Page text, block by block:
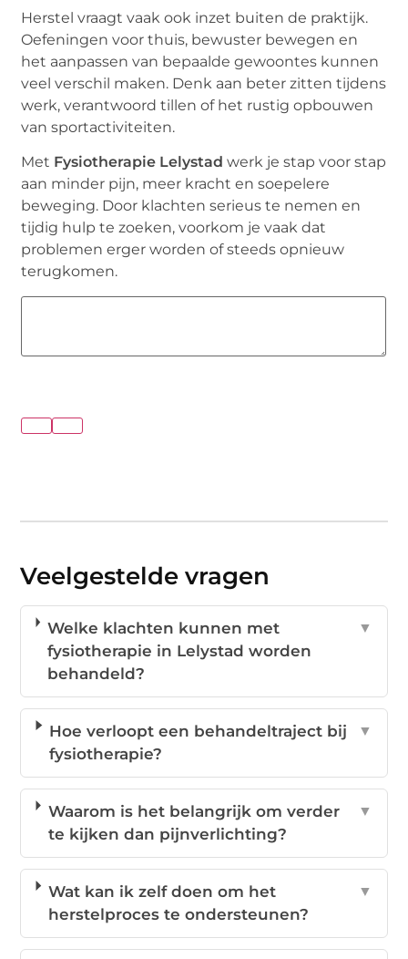
Herstel vraagt vaak ook inzet buiten de praktijk.
Oefeningen voor thuis, bewuster bewegen en
het aanpassen van bepaalde gewoontes kunnen
veel verschil maken. Denk aan beter zitten tijdens
werk, verantwoord tillen of het rustig opbouwen
van sportactiviteiten.
Met Fysiotherapie Lelystad werk je stap voor stap
aan minder pijn, meer kracht en soepelere
beweging. Door klachten serieus te nemen en
tijdig hulp te zoeken, voorkom je vaak dat
problemen erger worden of steeds opnieuw
terugkomen.
Veelgestelde vragen
Welke klachten kunnen met
fysiotherapie in Lelystad worden
behandeld?
▼
Hoe verloopt een behandeltraject bij
fysiotherapie?
▼
Waarom is het belangrijk om verder
te kijken dan pijnverlichting?
▼
Wat kan ik zelf doen om het
herstelproces te ondersteunen?
▼